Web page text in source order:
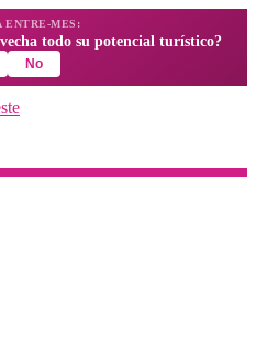
ENTRE-MES:
todo su potencial turístico?
No